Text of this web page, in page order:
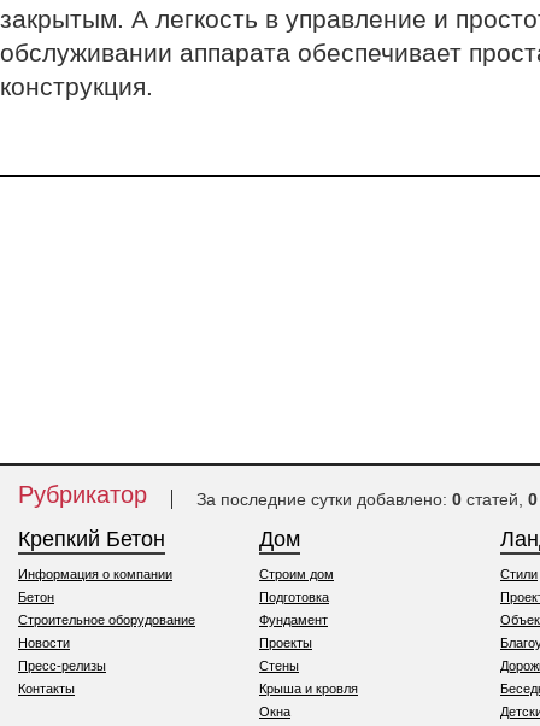
закрытым. А легкость в управление и
обслуживании аппарата обеспечивает
конструкция.
Рубрикатор За последние сутки добавлено: 0 статей, 0
Крепкий Бетон
Информация о компании
Бетон
Строительное оборудование
Новости
Пресс-релизы
Контакты
Дом
Строим дом
Подготовка
Фундамент
Проекты
Стены
Крыша и кровля
Окна
Стили